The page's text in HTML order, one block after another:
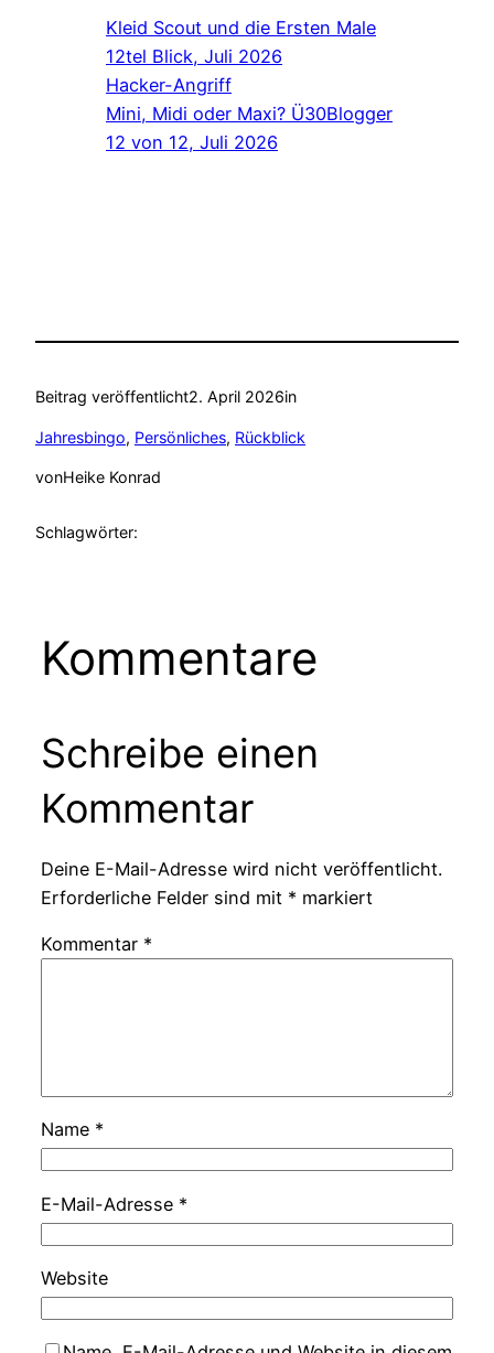
Kleid Scout und die Ersten Male
12tel Blick, Juli 2026
Hacker-Angriff
Mini, Midi oder Maxi? Ü30Blogger
12 von 12, Juli 2026
Beitrag veröffentlicht2. April 2026in
Jahresbingo, Persönliches, Rückblick
vonHeike Konrad
Schlagwörter:
Kommentare
Schreibe einen
Kommentar
Deine E-Mail-Adresse wird nicht veröffentlicht.
Erforderliche Felder sind mit * markiert
Kommentar *
Name *
E-Mail-Adresse *
Website